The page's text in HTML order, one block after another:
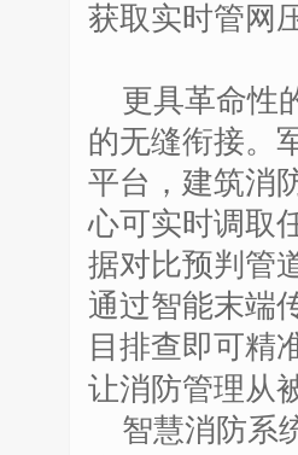
获取实时管网
更具革命性
的无缝衔接。
平台，建筑消
心可实时调取
据对比预判管
通过智能末端
目排查即可精
让消防管理从
智慧消防系